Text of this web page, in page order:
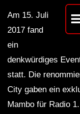
Am 15. Juli
2017 fand
ein
denkwürdiges
statt. Die
City gaben ein
Mambo für Radio